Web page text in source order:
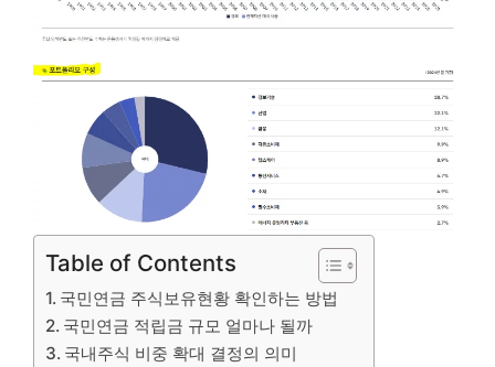
Table of Contents
국민연금 주식보유현황 확인하는 방법
국민연금 적립금 규모 얼마나 될까
국내주식 비중 확대 결정의 의미